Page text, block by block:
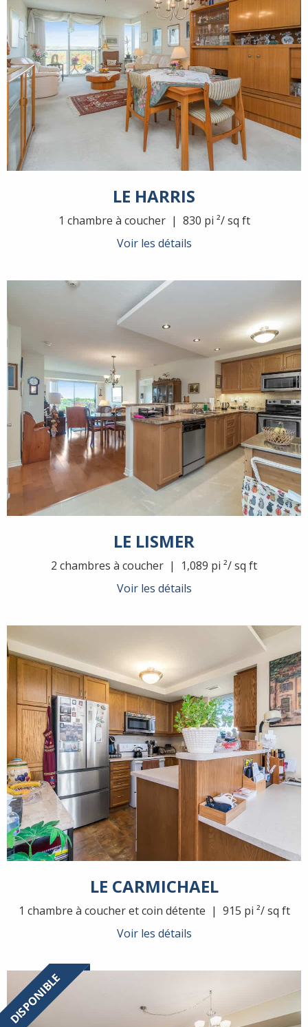
LE HARRIS
1 chambre à coucher | 830 pi ²/ sq ft
Voir les détails
LE LISMER
2 chambres à coucher | 1,089 pi ²/ sq ft
Voir les détails
LE CARMICHAEL
1 chambre à coucher et coin détente | 915 pi ²/ sq ft
Voir les détails
DISPONIBLE